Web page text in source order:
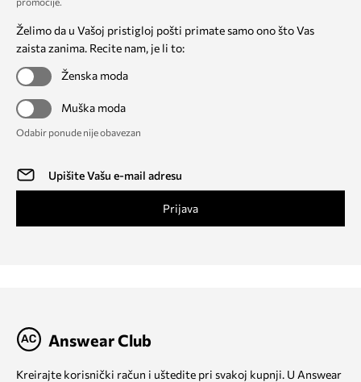
Želimo da u Vašoj pristigloj pošti primate samo ono što Vas
zaista zanima. Recite nam, je li to:
Ženska moda
Muška moda
Odabir ponude nije obavezan
Prijava
Answear Club
Kreirajte korisnički račun i uštedite pri svakoj kupnji. U Answear